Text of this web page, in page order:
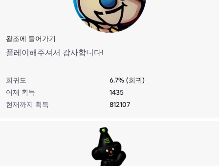
왕조에 들어가기
플레이해주셔서 감사합니다!
희귀도
6.7% (희귀)
어제 획득
1435
현재까지 획득
812107